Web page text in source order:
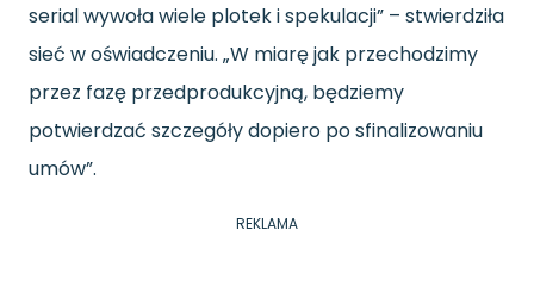
serial wywoła wiele plotek i spekulacji” – stwierdziła
sieć w oświadczeniu. „W miarę jak przechodzimy
przez fazę przedprodukcyjną, będziemy
potwierdzać szczegóły dopiero po sfinalizowaniu
umów”.
REKLAMA